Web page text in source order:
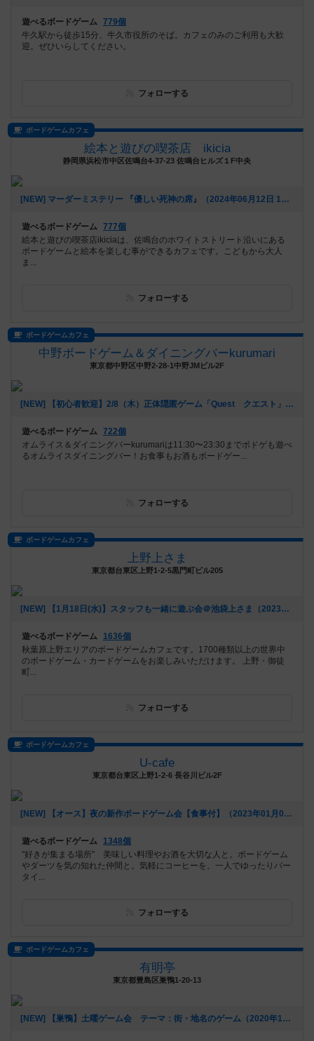
遊べるボードゲーム 779個
牛久駅から徒歩15分、牛久市役所のそば。カフェのみのご利用も大歓
迎。ぜひいらしてください。
フォローする
ボードゲームカフェ
絵本と遊びの喫茶店 ikicia
静岡県浜松市中区佐鳴台4-37-23 佐鳴台ヒルズ１F中央
[NEW] マーダーミステリー 『優しい死神の席』（2024年06月12日 15時47分）
遊べるボードゲーム 777個
絵本と遊びの喫茶店ikiciaは、佐鳴台のホワイトストリート沿いにある
ボードゲームと絵本を楽しむ事ができるカフェです。こどもから大人
ま...
フォローする
ボードゲームカフェ
中野ボードゲーム＆ダイニングバーkurumari
東京都中野区中野2-28-1中野JMビル2F
[NEW] 【初心者歓迎】2/8（木）正体隠匿ゲーム「Quest クエスト」をやろう！苦手でも一緒に楽しめます！（2024年02月07日 20時06分）
遊べるボードゲーム 722個
オムライス＆ダイニングバーkurumariは11:30〜23:30までボドゲも遊べ
るオムライスダイニングバー！お食事もお酒もボードゲー...
フォローする
ボードゲームカフェ
上野上さま
東京都台東区上野1-2-5黒門町ビル205
[NEW] 【1月18日(水)】スタッフも一緒に遊ぶ会＠池袋上さま（2023年01月09日 23時09分）
遊べるボードゲーム
1636個
秋葉原上野エリアのボードゲームカフェです。1700種類以上の世界中
のボードゲーム・カードゲームをお楽しみいただけます。 上野・御徒
町...
フォローする
ボードゲームカフェ
U-cafe
東京都台東区上野1-2-6 長谷川ビル2F
[NEW] 【オース】夜の新作ボードゲーム会【食事付】（2023年01月09日 20時31分）
遊べるボードゲーム
1348個
"好きが集まる場所" 美味しい料理やお酒を大切な人と。ボードゲーム
やダーツを気の知れた仲間と。気軽にコーヒーを。一人でゆったりバー
タイ...
フォローする
ボードゲームカフェ
有明亭
東京都豊島区巣鴨1-20-13
[NEW] 【巣鴨】土曜ゲーム会 テーマ：街・地名のゲーム（2020年12月02日 17時54分）